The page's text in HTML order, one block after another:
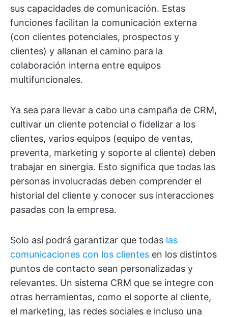
sus capacidades de comunicación. Estas
funciones facilitan la comunicación externa
(con clientes potenciales, prospectos y
clientes) y allanan el camino para la
colaboración interna entre equipos
multifuncionales.
Ya sea para llevar a cabo una campaña de CRM,
cultivar un cliente potencial o fidelizar a los
clientes, varios equipos (equipo de ventas,
preventa, marketing y soporte al cliente) deben
trabajar en sinergia. Esto significa que todas las
personas involucradas deben comprender el
historial del cliente y conocer sus interacciones
pasadas con la empresa.
Solo así podrá garantizar que todas las
comunicaciones con los clientes en los distintos
puntos de contacto sean personalizadas y
relevantes. Un sistema CRM que se integre con
otras herramientas, como el soporte al cliente,
el marketing, las redes sociales e incluso una